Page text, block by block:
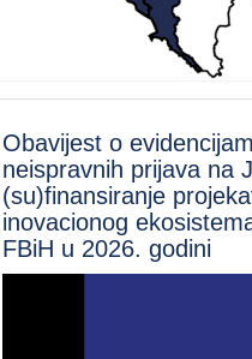
Obavijest o
neispravnih prijava na
(su)finansiranje
inovacionog
FBiH u 2026. godini